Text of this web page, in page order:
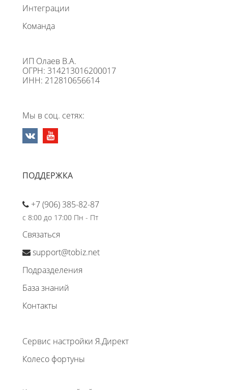
Интеграции
Команда
ИП Олаев В.А.
ОГРН: 314213016200017
ИНН: 212810656614
Мы в соц. сетях:
ПОДДЕРЖКА
+7 (906) 385-82-87
с 8:00 до 17:00 Пн - Пт
Связаться
support@tobiz.net
Подразделения
База знаний
Контакты
Сервис настройки Я.Директ
Колесо фортуны